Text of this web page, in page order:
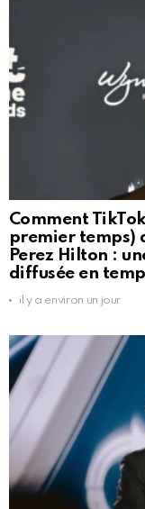
Comment
premier temps)
Perez Hilton :
diffusée en
il y a environ un jour